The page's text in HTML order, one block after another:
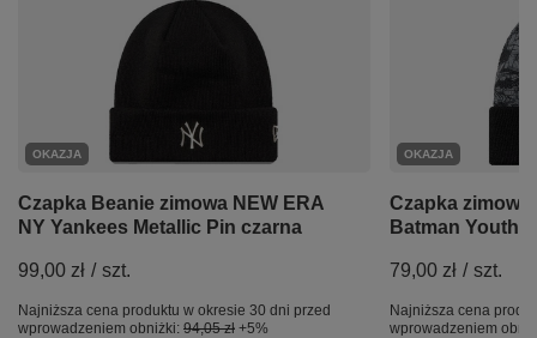
OKAZJA
Czapka Beanie zimowa NEW ERA
NY Yankees Metallic Pin czarna
99,00 zł / szt.
Najniższa cena produktu w okresie 30 dni przed
wprowadzeniem obniżki: 94,05 zł +5%
OKAZJA
Czapka zimowa
Batman Youth
79,00 zł / szt.
Najniższa cena
wprowadzeniem